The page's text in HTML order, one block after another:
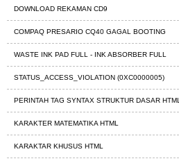
DOWNLOAD REKAMAN CD9
COMPAQ PRESARIO CQ40 GAGAL BOOTING
WASTE INK PAD FULL - INK ABSORBER FULL
STATUS_ACCESS_VIOLATION (0XC0000005)
PERINTAH TAG SYNTAX STRUKTUR DASAR HTML
KARAKTER MATEMATIKA HTML
KARAKTAR KHUSUS HTML